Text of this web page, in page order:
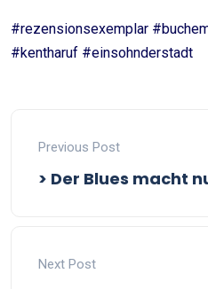
#rezensionsexemplar
#kentharuf #einsohnderstadt
Previous Post
> Der Blues macht
Next Post